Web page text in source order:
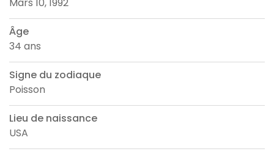
Mars 10, 1992
Âge
34 ans
Signe du zodiaque
Poisson
Lieu de naissance
USA